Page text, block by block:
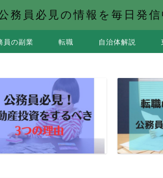
公務員必見の情報を毎日発
員の副業 転職 自治体解説